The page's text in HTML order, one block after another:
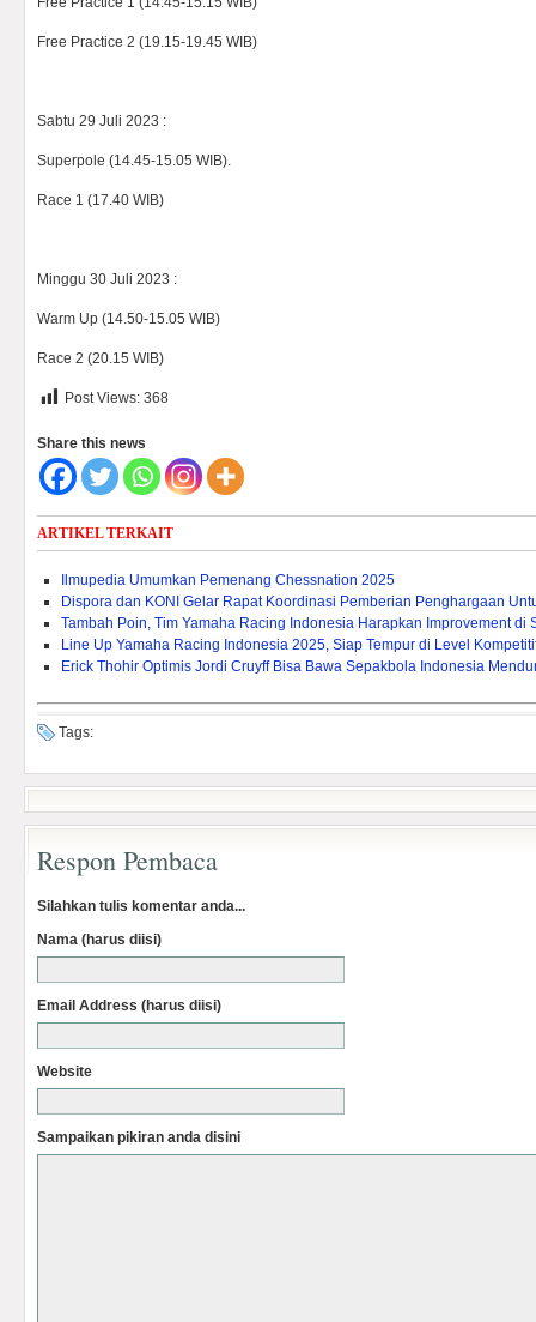
Free Practice 2 (19.15-19.45 WIB)
Sabtu 29 Juli 2023 :
Superpole (14.45-15.05 WIB).
Race 1 (17.40 WIB)
Minggu 30 Juli 2023 :
Warm Up (14.50-15.05 WIB)
Race 2 (20.15 WIB)
Post Views: 368
Share this news
ARTIKEL TERKAIT
Ilmupedia Umumkan Pemenang Chessnation 2025
Dispora dan KONI Gelar Rapat Koordinasi Pemberian Penghargaan
Tambah Poin, Tim Yamaha Racing Indonesia Harapkan Improvement di
Line Up Yamaha Racing Indonesia 2025, Siap Tempur di Level
Erick Thohir Optimis Jordi Cruyff Bisa Bawa Sepakbola Indonesia
Tags:
Respon Pembaca
Silahkan tulis komentar anda...
Nama (harus diisi)
Email Address (harus diisi)
Website
Sampaikan pikiran anda disini